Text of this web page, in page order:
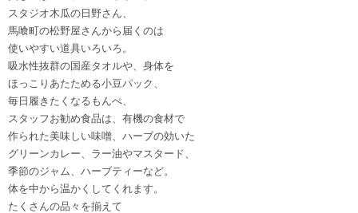
スタジオ木瓜の日野さん、
馬喰町の松野屋さんから届くのは
使いやすい道具いろいろ。
吸水性抜群の国産タオルや、身体を
ほっこりあたためる小豆パック、
毎日履きたくなるもんぺ、
スタッフお勧め食品は、有機の食材で
作られた美味しい味噌、ハーブの効いた
グリーンカレー、ラー油やマスタード、
季節のジャム、ハーブティーなど。
体を中から温かくしてくれます。
たくさんの品々を揃えて